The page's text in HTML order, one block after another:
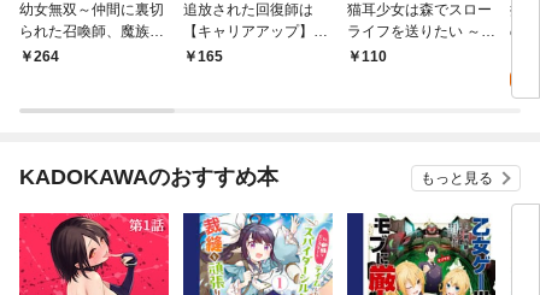
幼女無双～仲間に裏切
られた召喚師、魔族の
幼女になって【英霊召
(ポルカコミックス)1
264
追放された回復師は
【キャリアアップ】で
無双します！～美少女
165
猫耳少女は森でスロー
ライフを送りたい ～も
ふもふは所望しました
110
捨
の
KADOKAWAのおすすめ本 もっと見る